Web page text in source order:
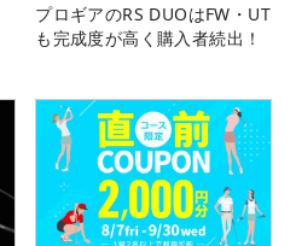
プロギアのRS DUOはFW・UT
も完成度が高く購入者続出！